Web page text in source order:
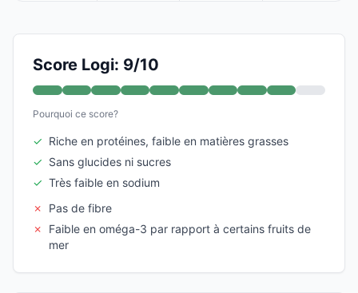
Score Logi: 9/10
Pourquoi ce score?
✓ Riche en protéines, faible en matières grasses
✓ Sans glucides ni sucres
✓ Très faible en sodium
✗
Pas de fibre
✗
Faible en oméga-3 par rapport à certains fruits de
mer